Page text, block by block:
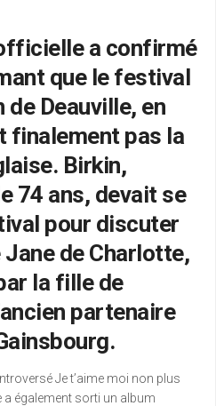
a confirmé
que le festival
Deauville, en
finalement pas la
Birkin,
74 ans, devait se
pour discuter
de Charlotte,
la fille de
partenaire
Je t’aime moi non plus
a également sorti un album